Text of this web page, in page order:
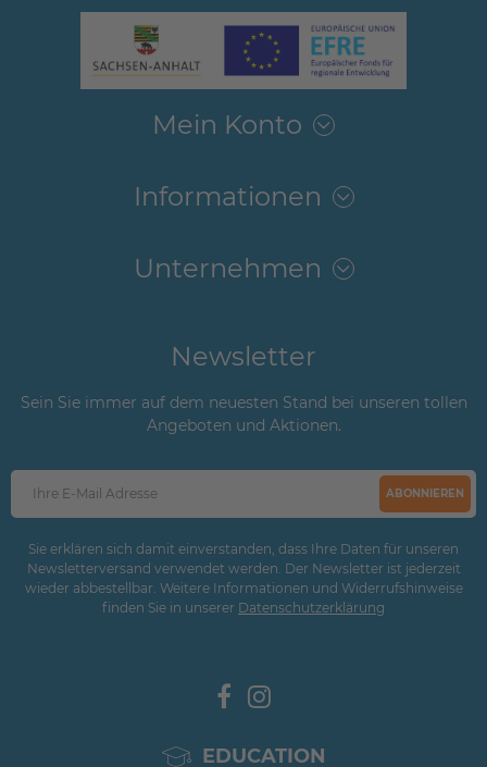
Mein Konto
Informationen
Unternehmen
Newsletter
Sein Sie immer auf dem neuesten Stand bei unseren tollen
Angeboten und Aktionen.
ABONNIEREN
Sie erklären sich damit einverstanden, dass Ihre Daten für unseren
Newsletterversand verwendet werden. Der Newsletter ist jederzeit
wieder abbestellbar. Weitere Informationen und Widerrufshinweise
finden Sie in unserer Daten­schutz­erklärung
EDUCATION